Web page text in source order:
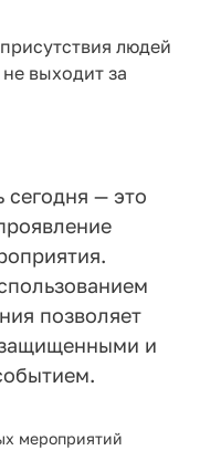
людей
выходит за
сегодня — это
позволяет
защищенными и
мероприятий